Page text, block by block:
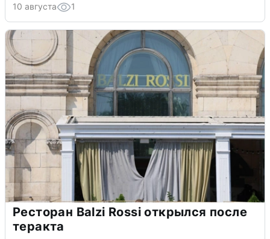
10 августа 1
Ресторан Balzi Rossi открылся после
теракта